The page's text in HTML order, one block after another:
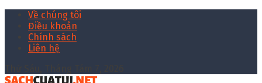
Về chúng tôi
Điều khoản
Chính sách
Liên hệ